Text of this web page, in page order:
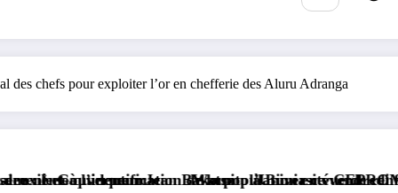
des chefs pour exploiter l’or en chefferie des Aluru Adranga
de la population en vue de renforcer la gouvernance
Bakomito à Bunia ce vendredi
Watsa : l’Université CEPROMAD clôture l’année